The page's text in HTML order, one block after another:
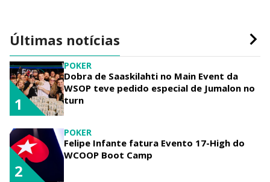
Últimas notícias
POKER
Dobra de Saaskilahti no Main Event da
WSOP teve pedido especial de Jumalon no
turn
1
POKER
Felipe Infante fatura Evento 17-High do
WCOOP Boot Camp
2